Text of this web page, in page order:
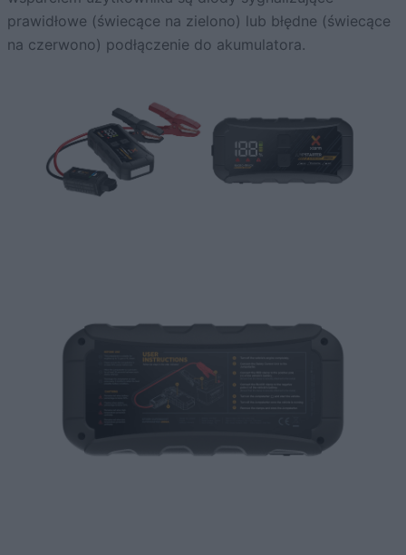
prawidłowe (świecące na zielono) lub błędne (świecące
na czerwono) podłączenie do akumulatora.